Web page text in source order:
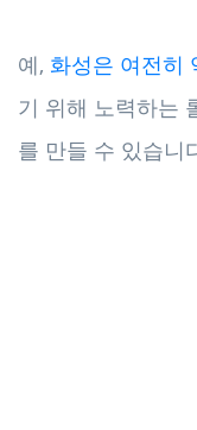
예, 화성은 여전히
기 위해 노력하는
를 만들 수 있습니